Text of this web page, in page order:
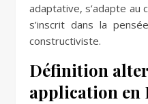
adaptative, s’adapte
s’inscrit dans la
constructiviste.
Définition
application en